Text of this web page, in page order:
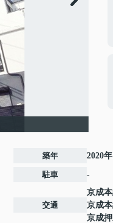
築年 2020
駐車 -
交通
京成
京成
京成